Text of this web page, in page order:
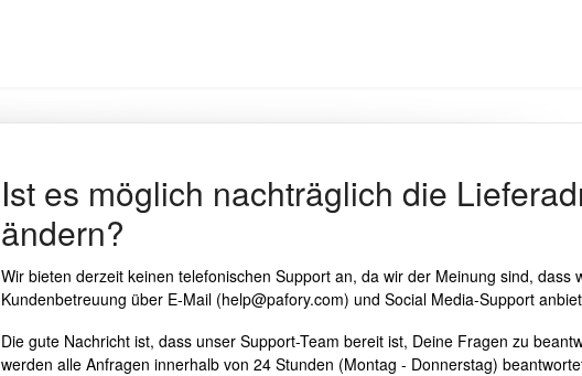
Ist es möglich nachträglich die
ändern?
Wir bieten derzeit keinen telefonischen Support an, da wir der Meinung sind, dass
Kundenbetreuung über E-Mail (help@pafory.com) und Social Media-Support
Die gute Nachricht ist, dass unser Support-Team bereit ist, Deine Fragen zu
werden alle Anfragen innerhalb von 24 Stunden (Montag - Donnerstag)